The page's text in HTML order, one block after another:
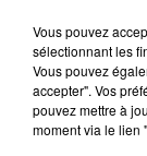
Vous pouvez
sélectionnant les
Vous pouvez
accepter". Vos
pouvez mettre à
moment via le lien